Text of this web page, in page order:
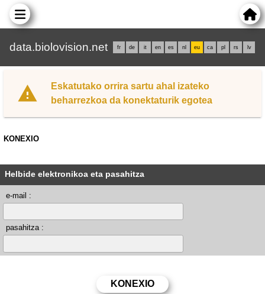
data.biolovision.net fr de it en es nl eu ca pl rs lv
Eskatutako orrira sartu ahal izateko
beharrezkoa da konektaturik egotea
KONEXIO
Helbide elektronikoa eta pasahitza
e-mail :
pasahitza :